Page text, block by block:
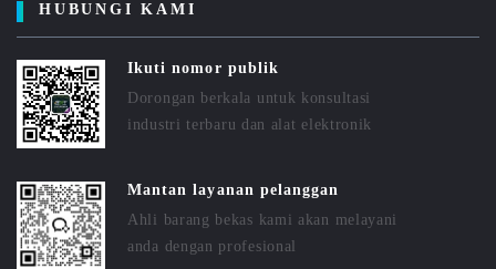
HUBUNGI KAMI
Ikuti nomor publik
Dorongan berkala untuk konsultasi
industri terbaru dan alat elektronik
Mantan layanan pelanggan
Ahli barang bekas kami akan melayani
anda dengan profesional